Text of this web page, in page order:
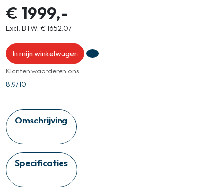
€ 1999,-
Excl. BTW: € 1652,07
In mijn winkelwagen
Klanten waarderen ons:
8,9/10
Omschrijving
Specificaties